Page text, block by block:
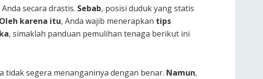
secara drastis. Sebab, posisi duduk yang statis
Oleh karena itu, Anda wajib menerapkan tips
, simaklah panduan pemulihan tenaga berikut ini
segera menanganinya dengan benar. Namun,